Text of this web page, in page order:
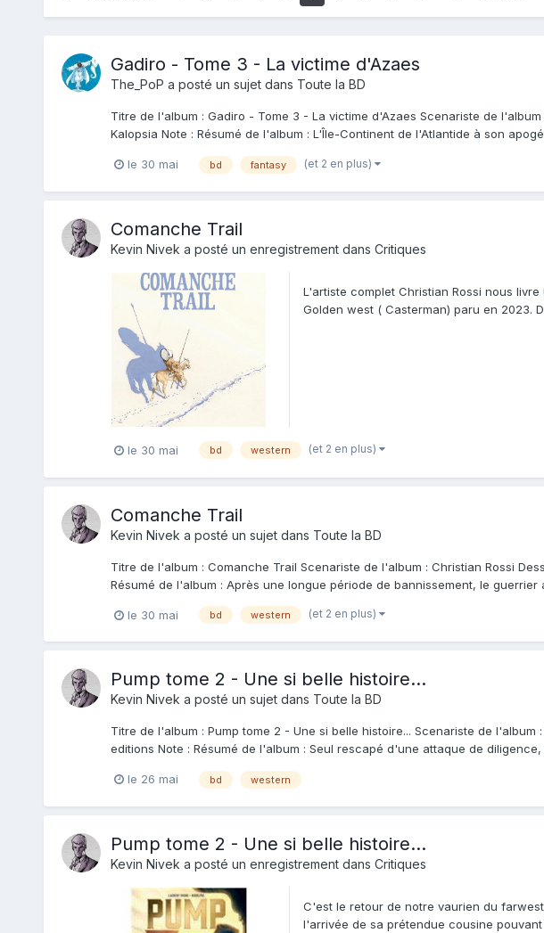
Gadiro - Tome 3 - La victime d'Azaes
The_PoP a posté un sujet dans Toute la BD
Titre de l'album : Gadiro - Tome 3 - La victime d'Azaes Scenariste de
Kalopsia Note : Résumé de l'album : L'Île-Continent de l'Atlantide à son
le 30 mai bd fantasy (et 2 en plus)
Comanche Trail
Kevin Nivek a posté un enregistrement dans Critiques
L'artiste complet Christian Rossi nous
Golden west ( Casterman) paru en 2023.
le 30 mai bd western (et 2 en plus)
Comanche Trail
Kevin Nivek a posté un sujet dans Toute la BD
Titre de l'album : Comanche Trail Scenariste de l'album : Christian Rossi
Résumé de l'album : Après une longue période de bannissement, le guerrier
le 30 mai bd western (et 2 en plus)
Pump tome 2 - Une si belle histoire...
Kevin Nivek a posté un sujet dans Toute la BD
Titre de l'album : Pump tome 2 - Une si belle histoire... Scenariste de
editions Note : Résumé de l'album : Seul rescapé d'une attaque de diligence,
le 26 mai bd western
Pump tome 2 - Une si belle histoire...
Kevin Nivek a posté un enregistrement dans Critiques
C'est le retour de notre vaurien du
l'arrivée de sa prétendue cousine